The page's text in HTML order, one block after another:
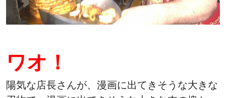
ワオ！
陽気な店長さんが、漫画に出てきそうな大きな